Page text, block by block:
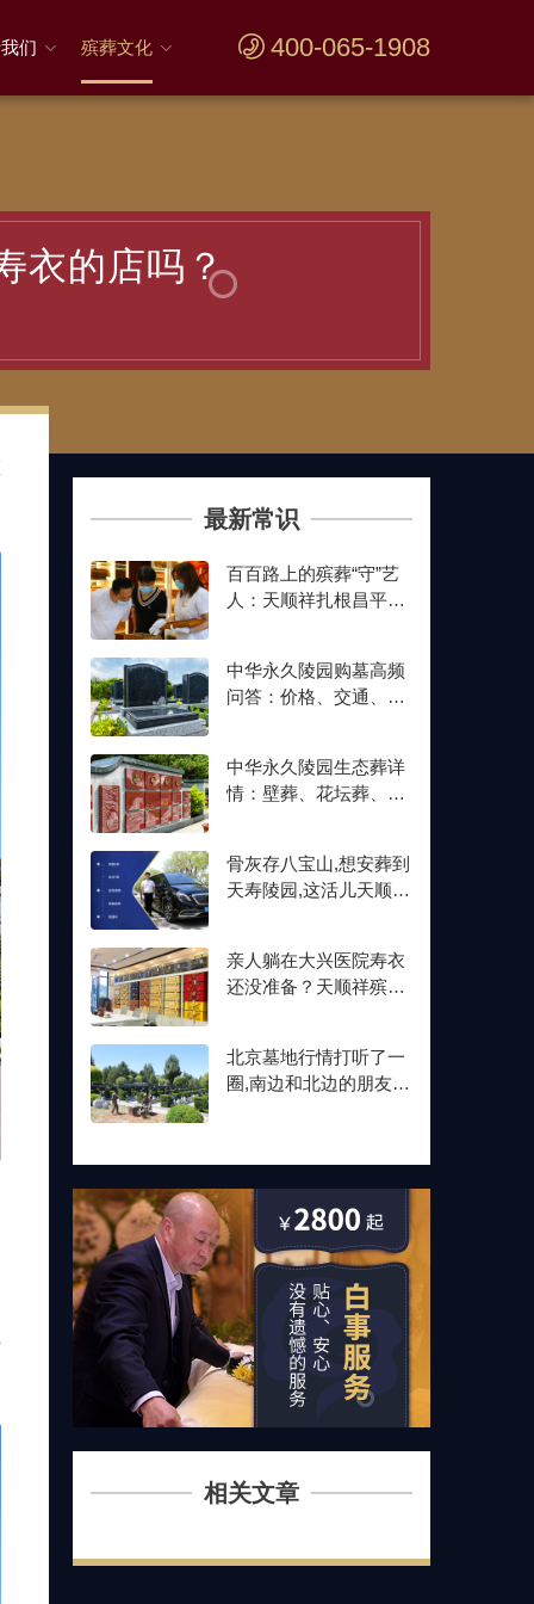
们 殡葬文化 400-065-1908
衣的店吗？
最新常识
百百路上的殡葬“守”艺
人：天顺祥扎根昌平十
中华永久陵园购墓高频
问答：价格、交通、壁
中华永久陵园生态葬详
情：壁葬、花坛葬、树
骨灰存八宝山,想安葬到
天寿陵园,这活儿天顺祥
亲人躺在大兴医院寿衣
还没准备？天顺祥殡葬
北京墓地行情打听了一
圈,南边和北边的朋友最
相关文章